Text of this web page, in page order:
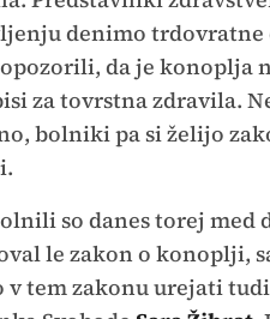
denimo
opozorili, da je
za tovrstna zdravila.
bolniki pa si želijo
so danes torej med
le zakon o konoplji,
v tem zakonu urejati